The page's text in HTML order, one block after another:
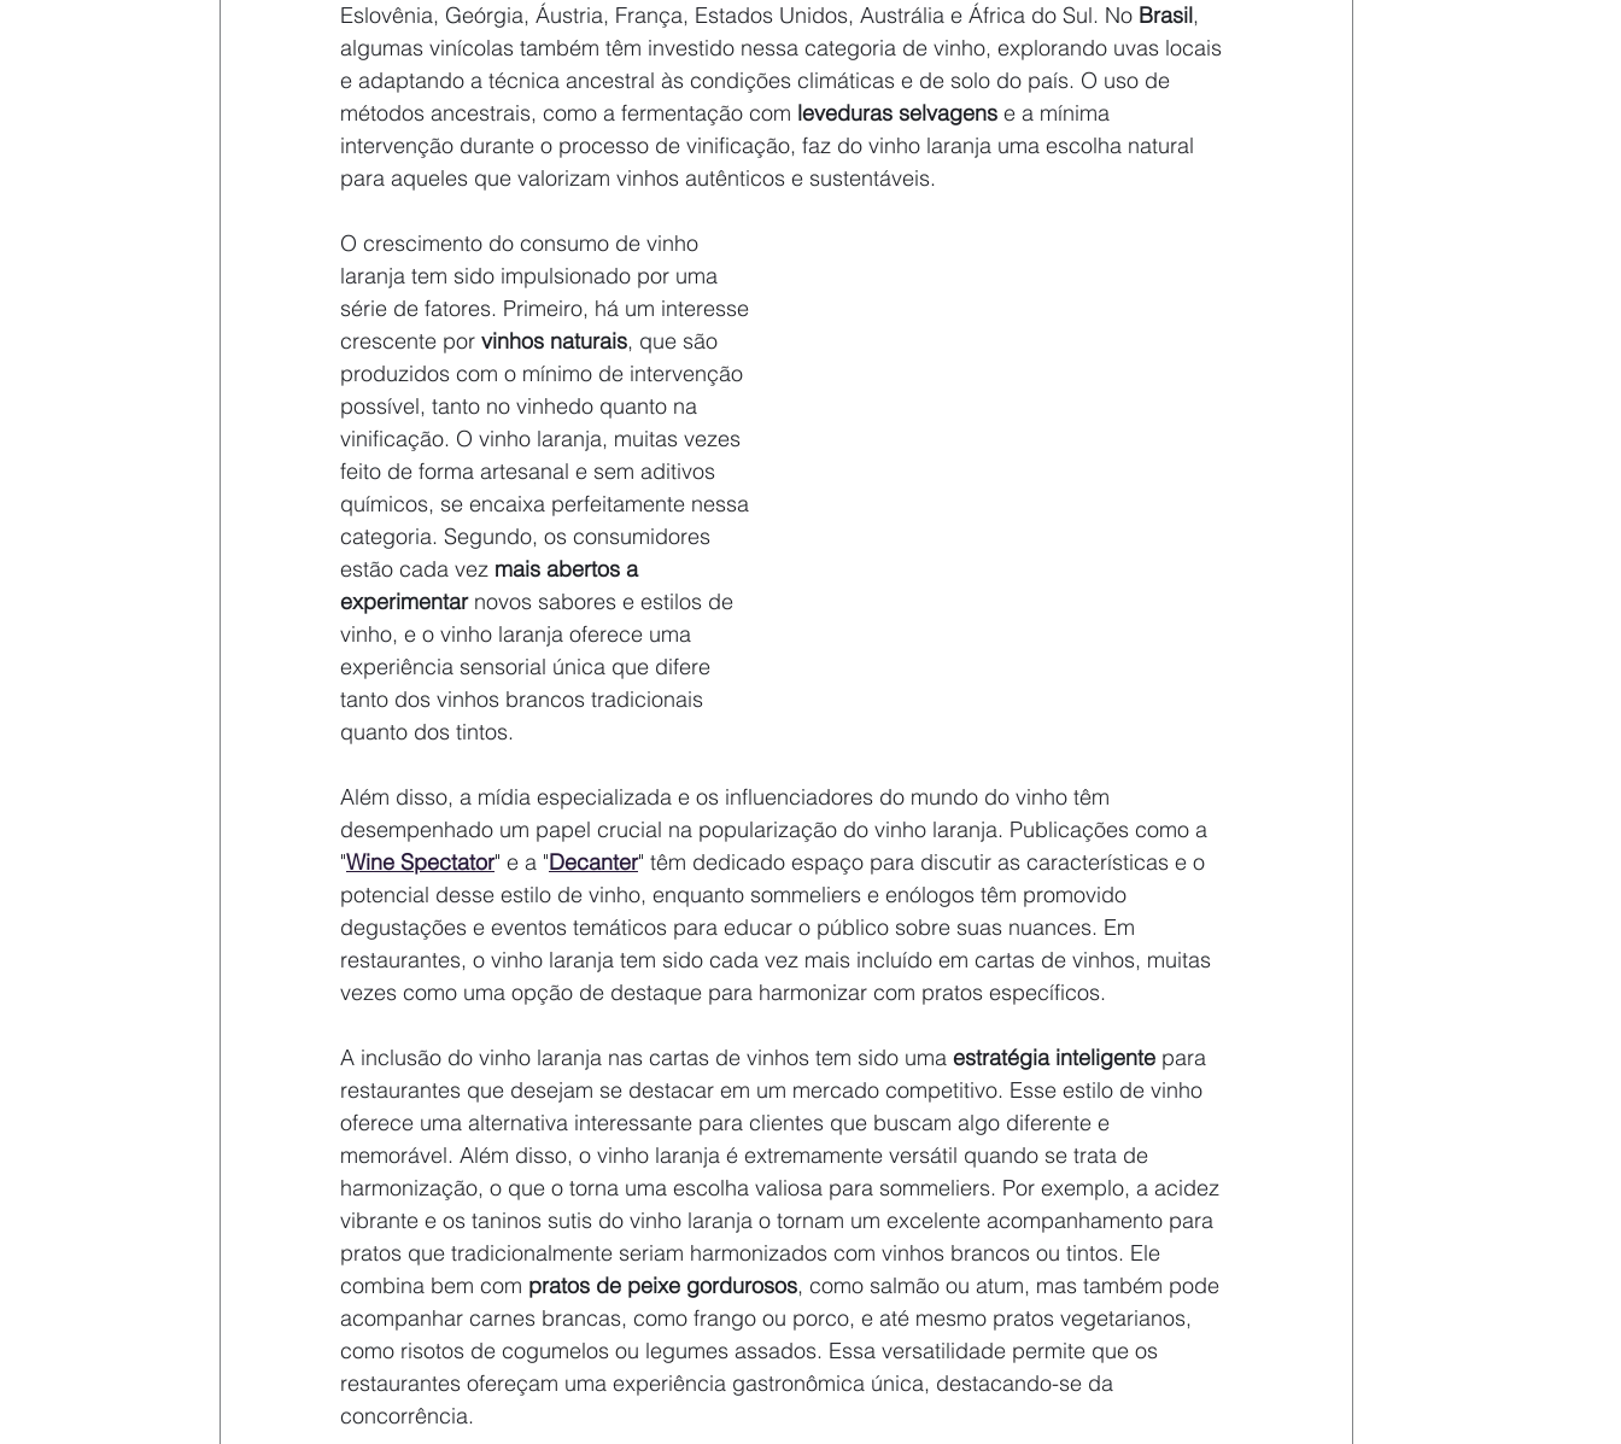
Eslovênia, Geórgia, Áustria, França, Estados Unidos, Austrália e África do Sul. No Brasil,
algumas vinícolas também têm investido nessa categoria de vinho, explorando uvas locais
e adaptando a técnica ancestral às condições climáticas e de solo do país. O uso de
métodos ancestrais, como a fermentação com leveduras selvagens e a mínima
intervenção durante o processo de vinificação, faz do vinho laranja uma escolha natural
para aqueles que valorizam vinhos autênticos e sustentáveis.
O crescimento do consumo de vinho
laranja tem sido impulsionado por uma
série de fatores. Primeiro, há um interesse
crescente por vinhos naturais, que são
produzidos com o mínimo de intervenção
possível, tanto no vinhedo quanto na
vinificação. O vinho laranja, muitas vezes
feito de forma artesanal e sem aditivos
químicos, se encaixa perfeitamente nessa
categoria. Segundo, os consumidores
estão cada vez mais abertos a
experimentar novos sabores e estilos de
vinho, e o vinho laranja oferece uma
experiência sensorial única que difere
tanto dos vinhos brancos tradicionais
quanto dos tintos.
Além disso, a mídia especializada e os influenciadores do mundo do vinho têm
desempenhado um papel crucial na popularização do vinho laranja. Publicações como a
"Wine Spectator" e a "Decanter" têm dedicado espaço para discutir as características e o
potencial desse estilo de vinho, enquanto sommeliers e enólogos têm promovido
degustações e eventos temáticos para educar o público sobre suas nuances. Em
restaurantes, o vinho laranja tem sido cada vez mais incluído em cartas de vinhos, muitas
vezes como uma opção de destaque para harmonizar com pratos específicos.
A inclusão do vinho laranja nas cartas de vinhos tem sido uma estratégia inteligente para
restaurantes que desejam se destacar em um mercado competitivo. Esse estilo de vinho
oferece uma alternativa interessante para clientes que buscam algo diferente e
memorável. Além disso, o vinho laranja é extremamente versátil quando se trata de
harmonização, o que o torna uma escolha valiosa para sommeliers. Por exemplo, a acidez
vibrante e os taninos sutis do vinho laranja o tornam um excelente acompanhamento para
pratos que tradicionalmente seriam harmonizados com vinhos brancos ou tintos. Ele
combina bem com pratos de peixe gordurosos, como salmão ou atum, mas também pode
acompanhar carnes brancas, como frango ou porco, e até mesmo pratos vegetarianos,
como risotos de cogumelos ou legumes assados. Essa versatilidade permite que os
restaurantes ofereçam uma experiência gastronômica única, destacando-se da
concorrência.